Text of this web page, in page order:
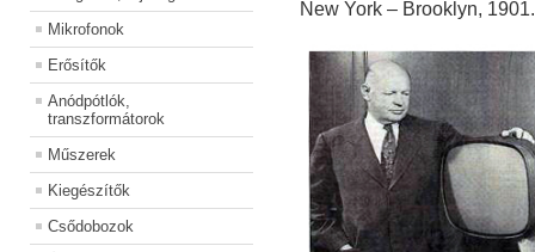
Mikrofonok
Erősítők
Anódpótlók,
transzformátorok
Műszerek
Kiegészítők
Csődobozok
New York – Brooklyn,